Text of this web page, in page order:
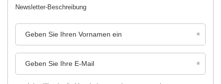
Newsletter-Beschreibung
Geben Sie Ihren Vornamen ein
Geben Sie Ihre E-Mail